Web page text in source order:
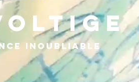
inoubliable